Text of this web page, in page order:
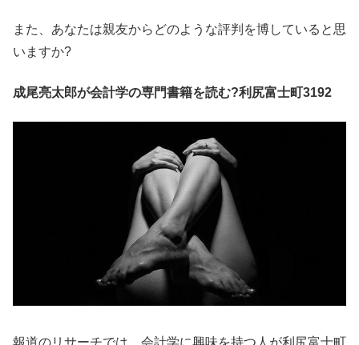
また、あなたは親友からどのような評判を博していると思
いますか?
成尾亮太郎が会計学の専門書籍を読む?利尻富士町3192
報道のリサーチでは、会計学に興味を持つ人が利尻富士町